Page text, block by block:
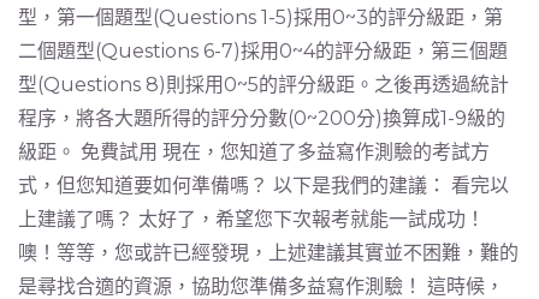
型，第一個題型(Questions 1-5)採用0~3的評分級距，第
二個題型(Questions 6-7)採用0~4的評分級距，第三個題
型(Questions 8)則採用0~5的評分級距。之後再透過統計
程序，將各大題所得的評分分數(0~200分)換算成1-9級的
級距。 免費試用 現在，您知道了多益寫作測驗的考試方
式，但您知道要如何準備嗎？ 以下是我們的建議： 看完以
上建議了嗎？ 太好了，希望您下次報考就能一試成功！
噢！等等，您或許已經發現，上述建議其實並不困難，難的
是尋找合適的資源，協助您準備多益寫作測驗！ 這時候，